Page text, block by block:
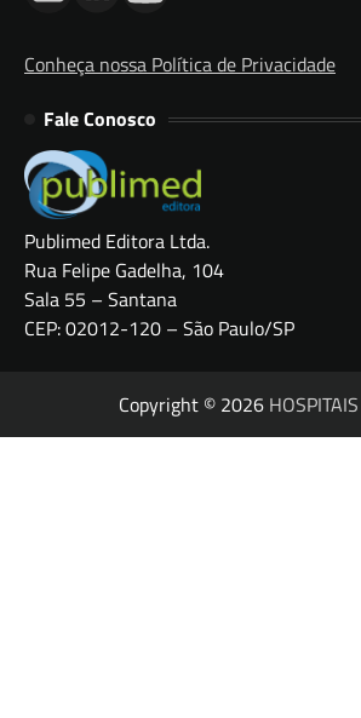
Conheça nossa Política de Privacidade
Fale Conosco
Publimed Editora Ltda.
Rua Felipe Gadelha, 104
Sala 55 – Santana
CEP: 02012-120 – São Paulo/SP
Copyright © 2026